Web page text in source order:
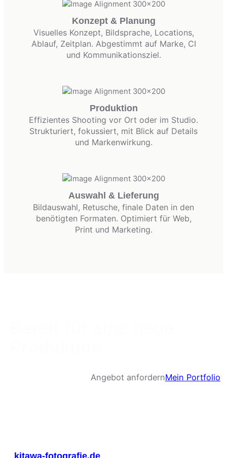
Konzept & Planung
Visuelles Konzept, Bildsprache, Locations,
Ablauf, Zeitplan. Abgestimmt auf Marke, CI
und Kommunikationsziel.
Produktion
Effizientes Shooting vor Ort oder im Studio.
Strukturiert, fokussiert, mit Blick auf Details
und Markenwirkung.
Auswahl & Lieferung
Bildauswahl, Retusche, finale Daten in den
benötigten Formaten. Optimiert für Web,
Print und Marketing.
Angebot anfordernMein Portfolio
kitawa-fotografie.de